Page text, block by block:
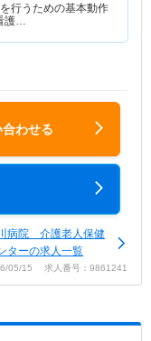
行うための基本動作
護…
わせる
病院 介護老人保健
ターの求人一覧
05/15 求人番号：9861241